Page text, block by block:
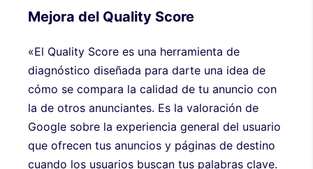
Mejora del Quality Score
«El Quality Score es una herramienta de
diagnóstico diseñada para darte una idea de
cómo se compara la calidad de tu anuncio con
la de otros anunciantes. Es la valoración de
Google sobre la experiencia general del usuario
que ofrecen tus anuncios y páginas de destino
cuando los usuarios buscan tus palabras clave.